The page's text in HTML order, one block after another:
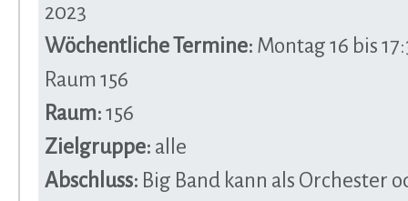
2023
Wöchentliche Termine: Montag 16 bis
Raum 156
Raum: 156
Zielgruppe: alle
Abschluss: Big Band kann als Orchester